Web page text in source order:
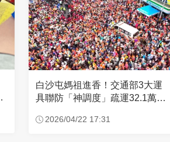
白沙屯媽祖進香！交通部3大運
具聯防「神調度」疏運32.1萬創
2026/04/22 17:31